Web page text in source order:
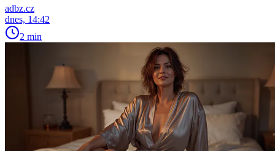
adbz.cz
dnes, 14:42
2 min